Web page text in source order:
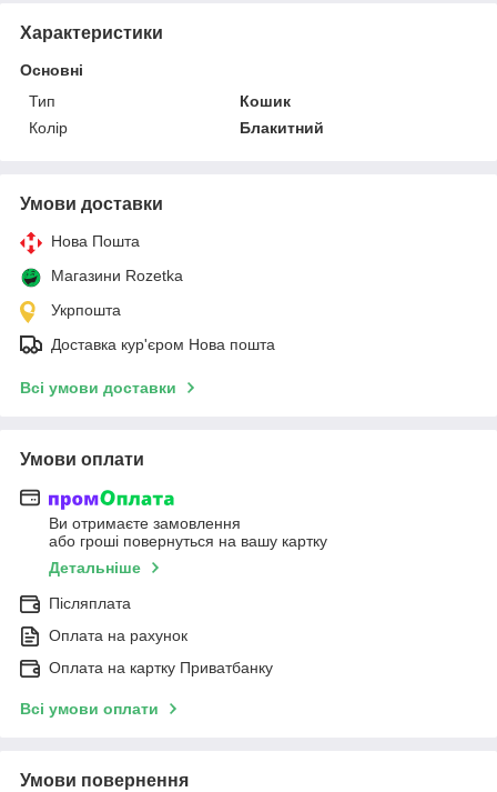
Характеристики
Основні
Тип
Кошик
Колір
Блакитний
Умови доставки
Нова Пошта
Магазини Rozetka
Укрпошта
Доставка кур'єром Нова пошта
Всі умови доставки
Умови оплати
Ви отримаєте замовлення
або гроші повернуться на вашу картку
Детальніше
Післяплата
Оплата на рахунок
Оплата на картку Приватбанку
Всі умови оплати
Умови повернення